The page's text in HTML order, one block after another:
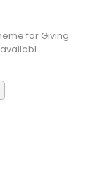
for Giving